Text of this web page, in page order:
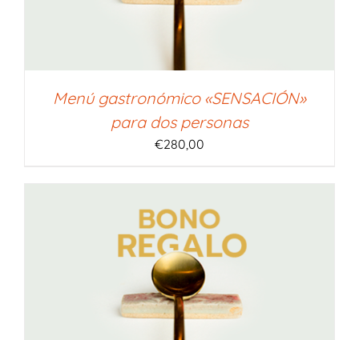
Menú gastronómico «SENSACIÓN»
para dos personas
€280,00